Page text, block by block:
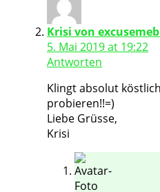
Krisi von
5. Mai 2019 at 19:22
Antworten
Klingt absolut
probieren!!=)
Liebe Grüsse,
Krisi